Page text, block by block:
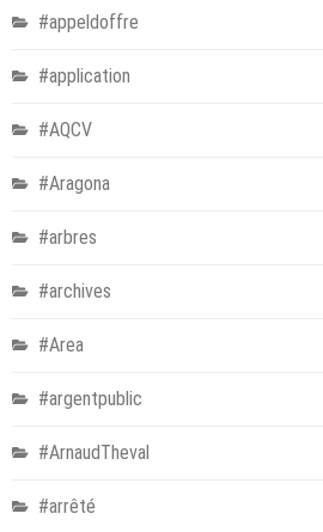
#appeldoffre
#application
#AQCV
#Aragona
#arbres
#archives
#Area
#argentpublic
#ArnaudTheval
#arrêté